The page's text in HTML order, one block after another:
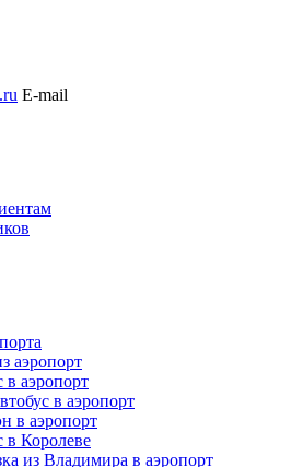
E-mail
аэропорт
в аэропорт
в аэропорт
в аэропорт
в Королеве
из Владимира в аэропорт